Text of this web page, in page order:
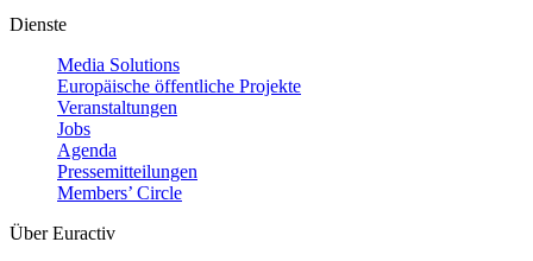
Dienste
Media Solutions
Europäische öffentliche Projekte
Veranstaltungen
Jobs
Agenda
Pressemitteilungen
Members’ Circle
Über Euractiv